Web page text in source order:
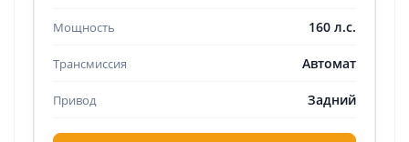
160 л.с.
Автомат
Задний